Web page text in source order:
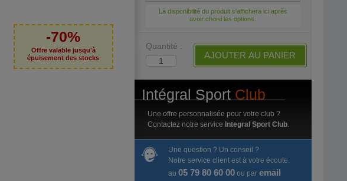
-70%
Offre valable jusqu'à
épuisement des stocks
La disponibilité du produit s'affichera ici après
avoir choisi les options.
Quantité :
AJOUTER AU PANIER
Intégral Sport Club
Une offre personnalisée pour votre club ?
Contactez notre service Integral Sport Club.
Une question ? Un conseil ?
Notre service client est à votre écoute.
au 05 79 80 60 00ou par email